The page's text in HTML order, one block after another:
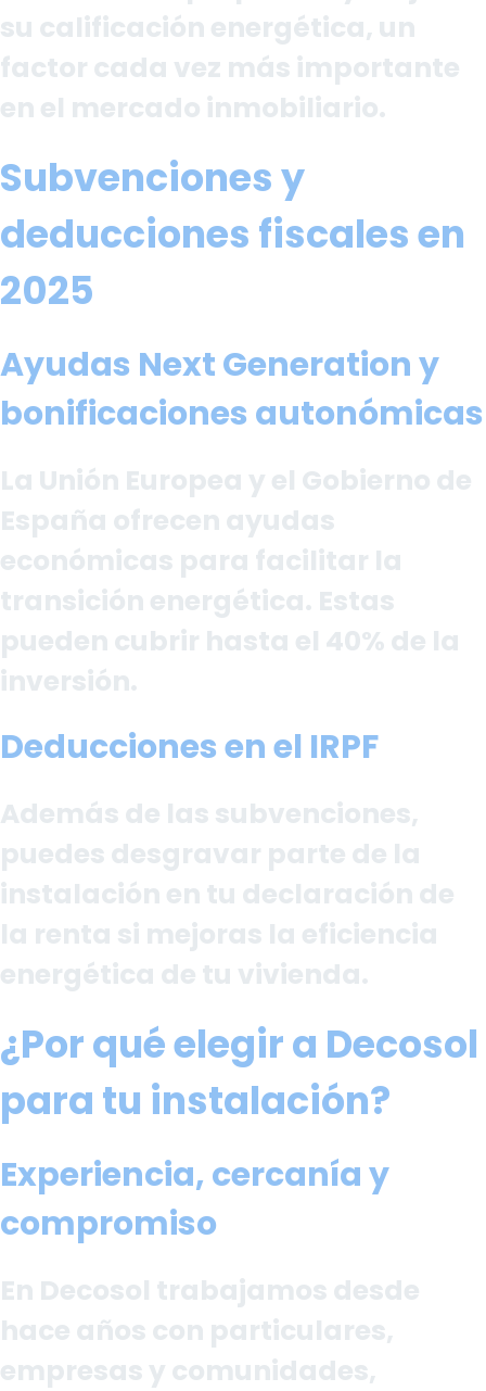
su calificación energética, un
factor cada vez más importante
en el mercado inmobiliario.
Subvenciones y
deducciones fiscales en
2025
Ayudas Next Generation y
bonificaciones autonómicas
La Unión Europea y el Gobierno de
España ofrecen ayudas
económicas para facilitar la
transición energética. Estas
pueden cubrir hasta el 40% de la
inversión.
Deducciones en el IRPF
Además de las subvenciones,
puedes desgravar parte de la
instalación en tu declaración de
la renta si mejoras la eficiencia
energética de tu vivienda.
¿Por qué elegir a Decosol
para tu instalación?
Experiencia, cercanía y
compromiso
En Decosol trabajamos desde
hace años con particulares,
empresas y comunidades,